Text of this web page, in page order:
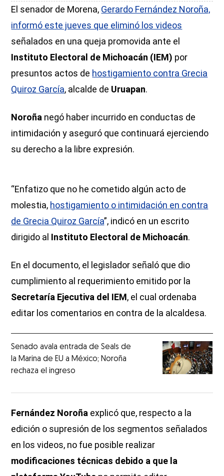
El senador de Morena, Gerardo Fernández Noroña,
informó este jueves que eliminó los videos
señalados en una queja promovida ante el
Instituto Electoral de Michoacán (IEM) por
presuntos actos de hostigamiento contra Grecia
Quiroz García, alcalde de Uruapan.
Noroña negó haber incurrido en conductas de
intimidación y aseguró que continuará ejerciendo
su derecho a la libre expresión.
“Enfatizo que no he cometido algún acto de
molestia, hostigamiento o intimidación en contra
de Grecia Quiroz García”, indicó en un escrito
dirigido al Instituto Electoral de Michoacán.
En el documento, el legislador señaló que dio
cumplimiento al requerimiento emitido por la
Secretaría Ejecutiva del IEM, el cual ordenaba
editar los comentarios en contra de la alcaldesa.
Senado avala entrada de Seals de
la Marina de EU a México; Noroña
rechaza el ingreso
Fernández Noroña explicó que, respecto a la
edición o supresión de los segmentos señalados
en los videos, no fue posible realizar
modificaciones técnicas debido a que la